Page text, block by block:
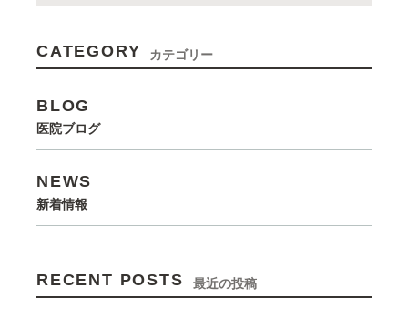
CATEGORY カテゴリー
BLOG
医院ブログ
NEWS
新着情報
RECENT POSTS 最近の投稿